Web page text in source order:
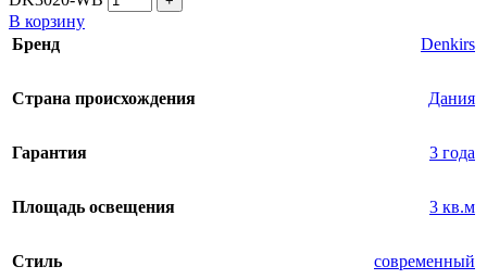
В корзину
Бренд
Denkirs
Страна происхождения Дания
Гарантия 3 года
Площадь освещения 3 кв.м
Стиль современный